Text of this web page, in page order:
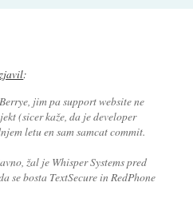
:
jim pa support website ne
(sicer kaže, da je developer
letu en sam samcat commit.
žal je Whisper Systems pred
se bosta TextSecure in RedPhone